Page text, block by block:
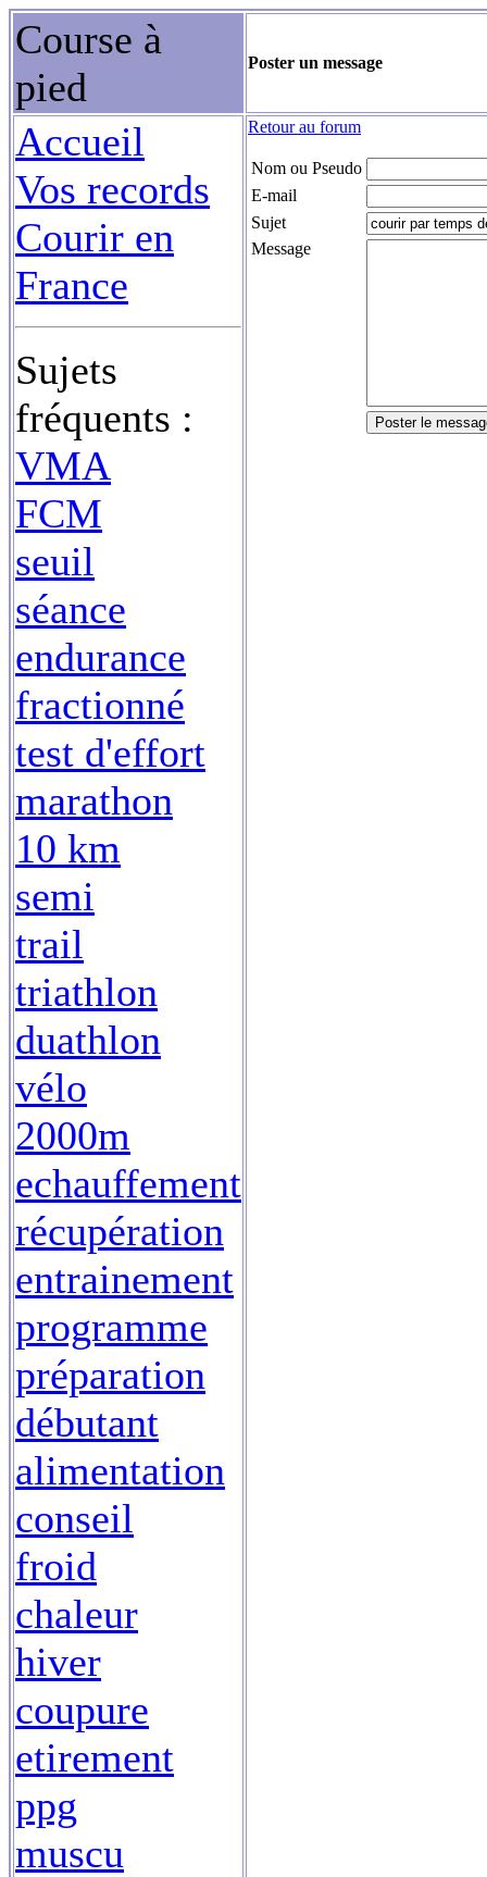
Course à
pied
Poster un message
Accueil
Vos records
Courir en
France
Sujets
fréquents :
VMA
FCM
seuil
séance
endurance
fractionné
test d'effort
marathon
10 km
semi
trail
triathlon
duathlon
vélo
2000m
echauffement
récupération
entrainement
programme
préparation
débutant
alimentation
conseil
froid
chaleur
hiver
coupure
etirement
ppg
muscu
Retour au forum
Nom ou Pseudo
E-mail
Sujet
Message